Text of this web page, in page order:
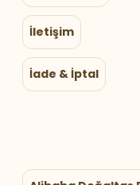
İletişim
İade & İptal